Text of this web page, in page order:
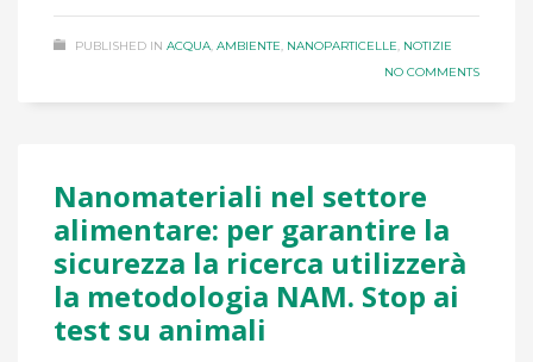
PUBLISHED IN ACQUA, AMBIENTE, NANOPARTICELLE, NOTIZIE
NO COMMENTS
Nanomateriali nel settore
alimentare: per garantire la
sicurezza la ricerca utilizzerà
la metodologia NAM. Stop ai
test su animali